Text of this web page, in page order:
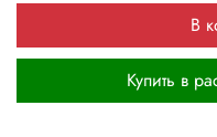
В
Купить в